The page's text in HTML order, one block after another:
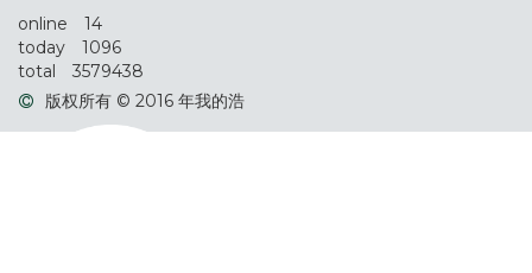
online
14
today
1096
total
3579438
版权所有 © 2016 年我的浩